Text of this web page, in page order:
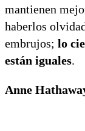
mantienen
haberlos
embrujos; lo
están iguales.
Anne